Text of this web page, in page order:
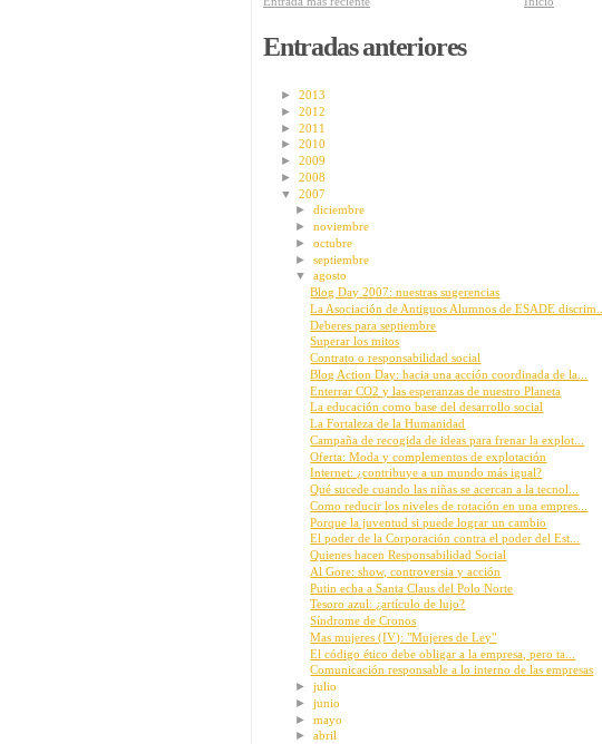
Entradas anteriores
► 2013
► 2012
► 2011
► 2010
► 2009
► 2008
▼ 2007
►diciembre
►noviembre
►octubre
►septiembre
▼agosto
Blog Day 2007: nuestras sugerencias
La Asociación de Antiguos Alumnos de ESADE discrim...
Deberes para septiembre
Superar los mitos
Contrato o responsabilidad social
Blog Action Day: hacia una acción coordinada de la...
Enterrar CO2 y las esperanzas de nuestro Planeta
La educación como base del desarrollo social
La Fortaleza de la Humanidad
Campaña de recogida de ideas para frenar la explot...
Oferta: Moda y complementos de explotación
Internet: ¿contribuye a un mundo más igual?
Qué sucede cuando las niñas se acercan a la tecnol...
Como reducir los niveles de rotación en una empres...
Porque la juventud si puede lograr un cambio
El poder de la Corporación contra el poder del Est...
Quienes hacen Responsabilidad Social
Al Gore: show, controversia y acción
Putin echa a Santa Claus del Polo Norte
Tesoro azul: ¿artículo de lujo?
Síndrome de Cronos
Mas mujeres (IV): "Mujeres de Ley"
El código ético debe obligar a la empresa, pero ta...
Comunicación responsable a lo interno de las empresas
►julio
►junio
►mayo
►abril